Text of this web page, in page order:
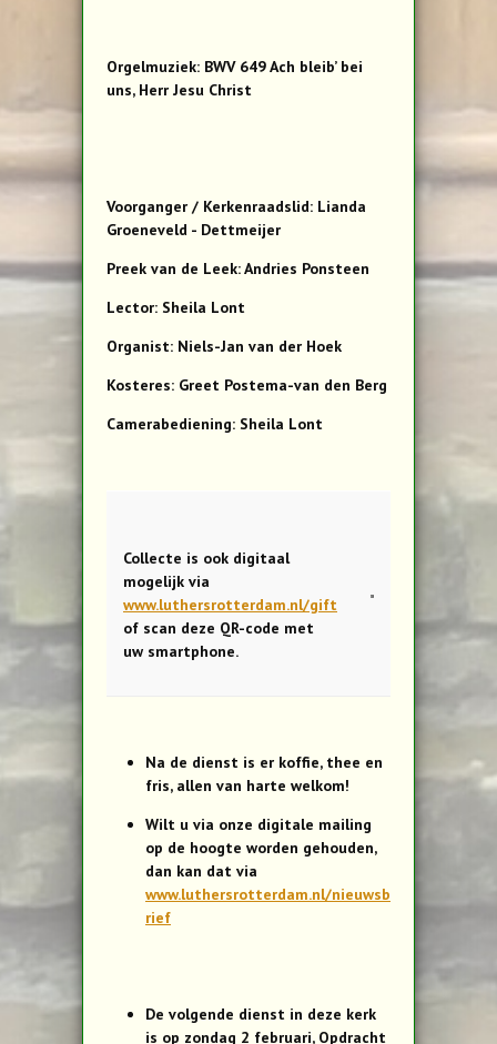
Orgelmuziek: BWV 649 Ach bleib’ bei
uns, Herr Jesu Christ
Voorganger / Kerkenraadslid: Lianda
Groeneveld - Dettmeijer
Preek van de Leek: Andries Ponsteen
Lector: Sheila Lont
Organist: Niels-Jan van der Hoek
Kosteres: Greet Postema-van den Berg
Camerabediening: Sheila Lont
Collecte is ook digitaal
mogelijk via
www.luthersrotterdam.nl/gift
of scan deze QR-code met
uw smartphone.
Na de dienst is er koffie, thee en
fris, allen van harte welkom!
Wilt u via onze digitale mailing
op de hoogte worden gehouden,
dan kan dat via
www.luthersrotterdam.nl/nieuwsb
rief
De volgende dienst in deze kerk
is op zondag 2 februari, Opdracht